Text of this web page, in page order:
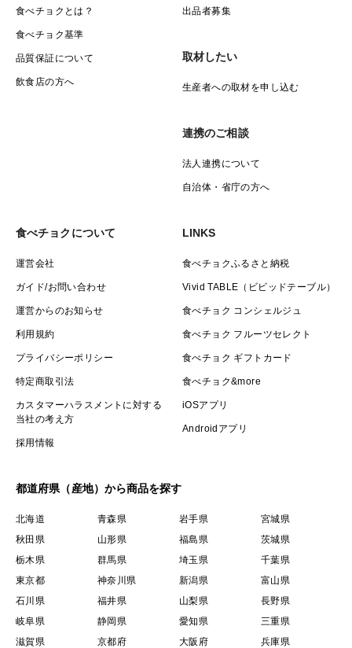
食べチョクとは？
食べチョク基準
品質保証について
飲食店の方へ
出品者募集
取材したい
生産者への取材を申し込む
連携のご相談
法人連携について
自治体・省庁の方へ
食べチョクについて
運営会社
ガイド/お問い合わせ
運営からのお知らせ
利用規約
プライバシーポリシー
特定商取引法
カスタマーハラスメントに対する
当社の考え方
採用情報
LINKS
食べチョクふるさと納税
Vivid TABLE（ビビッドテーブル）
食べチョク コンシェルジュ
食べチョク フルーツセレクト
食べチョク ギフトカード
食べチョク&more
iOSアプリ
Androidアプリ
都道府県（産地）から商品を探す
北海道 青森県 岩手県
宮城県
秋田県
山形県 福島県
茨城県
栃木県
群馬県 埼玉県
千葉県
東京都
神奈川県 新潟県
富山県
石川県
福井県 山梨県
長野県
岐阜県
静岡県 愛知県
三重県
滋賀県
京都府 大阪府 兵庫県